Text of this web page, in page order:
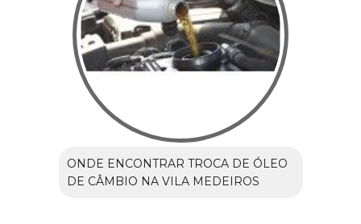
ONDE ENCONTRAR TROCA DE ÓLEO
DE CÂMBIO NA VILA MEDEIROS